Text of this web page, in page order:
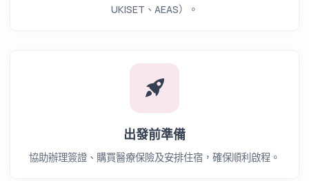
UKISET、AEAS）。
出發前準備
協助辦理簽證、購買醫療保險及安排住宿，確保順利啟程。